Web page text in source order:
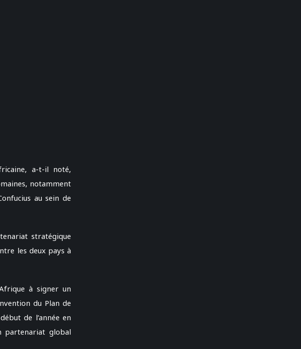
a-t-il noté,
notamment
au sein de
stratégique
les deux pays à
à signer un
du Plan de
de l’année en
partenariat global